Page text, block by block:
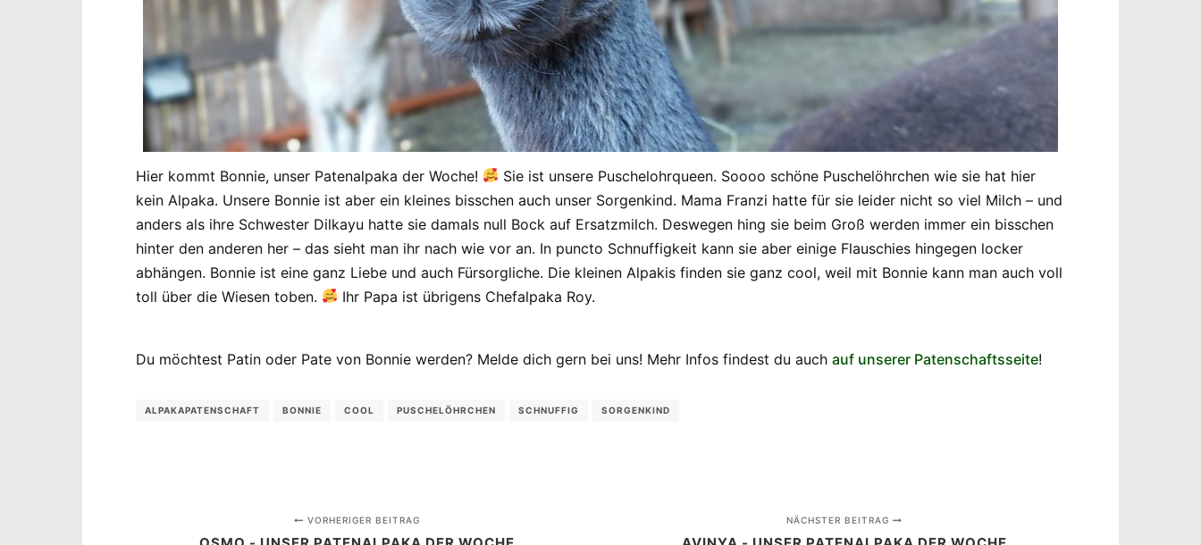
Hier kommt Bonnie, unser Patenalpaka der Woche!
Sie ist unsere Puschelohrqueen. Soooo schöne Puschelöhrchen wie sie hat hier
kein Alpaka. Unsere Bonnie ist aber ein kleines bisschen auch unser Sorgenkind. Mama Franzi hatte für sie leider nicht so viel Milch – und
anders als ihre Schwester Dilkayu hatte sie damals null Bock auf Ersatzmilch. Deswegen hing sie beim Groß werden immer ein bisschen
hinter den anderen her – das sieht man ihr nach wie vor an. In puncto Schnuffigkeit kann sie aber einige Flauschies hingegen locker
abhängen. Bonnie ist eine ganz Liebe und auch Fürsorgliche. Die kleinen Alpakis finden sie ganz cool, weil mit Bonnie kann man auch voll
toll über die Wiesen toben.
Ihr Papa ist übrigens Chefalpaka Roy.
Du möchtest Patin oder Pate von Bonnie werden? Melde dich gern bei uns! Mehr Infos findest du auch auf unserer Patenschaftsseite!
ALPAKAPATENSCHAFT BONNIE COOL PUSCHELÖHRCHEN SCHNUFFIG SORGENKIND
VORHERIGER BEITRAG NÄCHSTER BEITRAG